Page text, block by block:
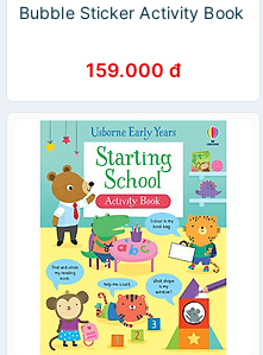
Bubble Sticker Activity Book
159.000 đ